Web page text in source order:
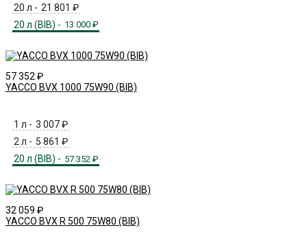
20 л - 21 801 ₽
20 л (BIB) - 13 000 ₽
57 352 ₽
YACCO BVX 1000 75W90 (BIB)
1 л - 3 007 ₽
2 л - 5 861 ₽
20 л (BIB) - 57 352 ₽
32 059 ₽
YACCO BVX R 500 75W80 (BIB)